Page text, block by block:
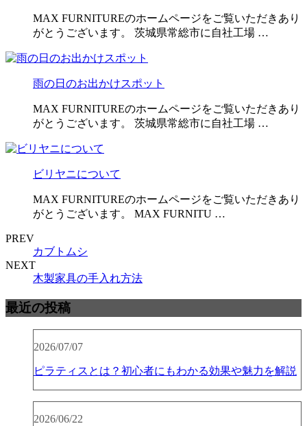
MAX FURNITUREのホームページをご覧いただきあり
がとうございます。 茨城県常総市に自社工場 …
雨の日のお出かけスポット
MAX FURNITUREのホームページをご覧いただきあり
がとうございます。 茨城県常総市に自社工場 …
ビリヤニについて
MAX FURNITUREのホームページをご覧いただきあり
がとうございます。 MAX FURNITU …
PREV
カブトムシ
NEXT
木製家具の手入れ方法
最近の投稿
2026/07/07
ピラティスとは？初心者にもわかる効果や魅力を解説
2026/06/22